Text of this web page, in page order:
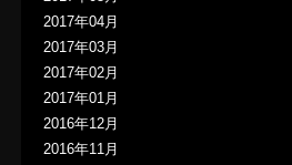
2017年04月
2017年03月
2017年02月
2017年01月
2016年12月
2016年11月